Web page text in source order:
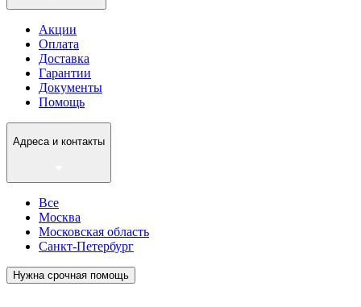
Акции
Оплата
Доставка
Гарантии
Документы
Помощь
Адреса и контакты
Все
Москва
Московская область
Санкт-Петербург
Нужна срочная помощь